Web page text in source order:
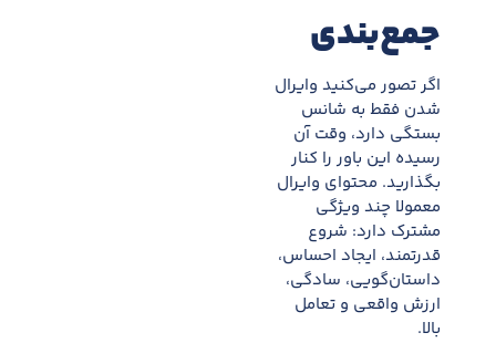
جمع‌بندی
اگر تصور می‌کنید وایرال
شدن فقط به شانس
بستگی دارد، وقت آن
رسیده این باور را کنار
بگذارید. محتوای وایرال
معمولا چند ویژگی
مشترک دارد: شروع
قدرتمند، ایجاد احساس،
داستان‌گویی، سادگی،
ارزش واقعی و تعامل
بالا.